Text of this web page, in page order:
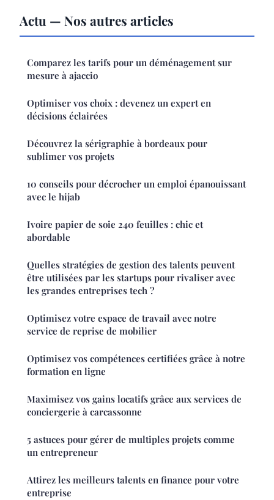
Actu — Nos autres articles
Comparez les tarifs pour un déménagement sur
mesure à ajaccio
Optimiser vos choix : devenez un expert en
décisions éclairées
Découvrez la sérigraphie à bordeaux pour
sublimer vos projets
10 conseils pour décrocher un emploi épanouissant
avec le hijab
Ivoire papier de soie 240 feuilles : chic et
abordable
Quelles stratégies de gestion des talents peuvent
être utilisées par les startups pour rivaliser avec
les grandes entreprises tech ?
Optimisez votre espace de travail avec notre
service de reprise de mobilier
Optimisez vos compétences certifiées grâce à notre
formation en ligne
Maximisez vos gains locatifs grâce aux services de
conciergerie à carcassonne
5 astuces pour gérer de multiples projets comme
un entrepreneur
Attirez les meilleurs talents en finance pour votre
entreprise